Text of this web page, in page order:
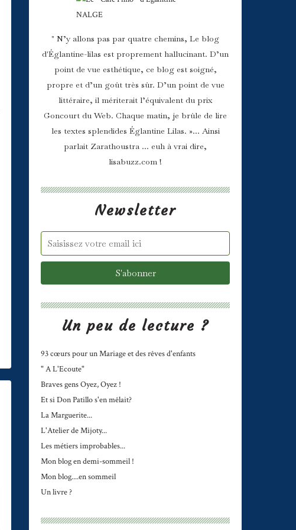
Newsletter
Un peu de lecture ?
93 cœurs pour un Mariage et des rêves d'enfants
" A L'Ecoute"
Braves gens Oyez, Oyez !
Et si Don Patillo s'en mêlait?
La Marguerite...
L'Atelier de Mijoty...
Les métiers improbables...
Mon blog en demi-sommeil !
Mon blog....en sommeil
Un livre ?
" N’y allons pas par quatre chemins, Le blog
d'Églantine-lilas est proprement hallucinant. D’un
point de vue esthétique, ce blog est soigné,
propre et d’un goût très sûr. D’un point de vue
littéraire, il mériterait l’équivalent du prix
Goncourt du Web. Chaque matin, je brûle de lire
les textes splendides Églantine Lilas. »... Ainsi
parlait Zarathoustra ... euh à vrai dire,
lisabuzz.com !